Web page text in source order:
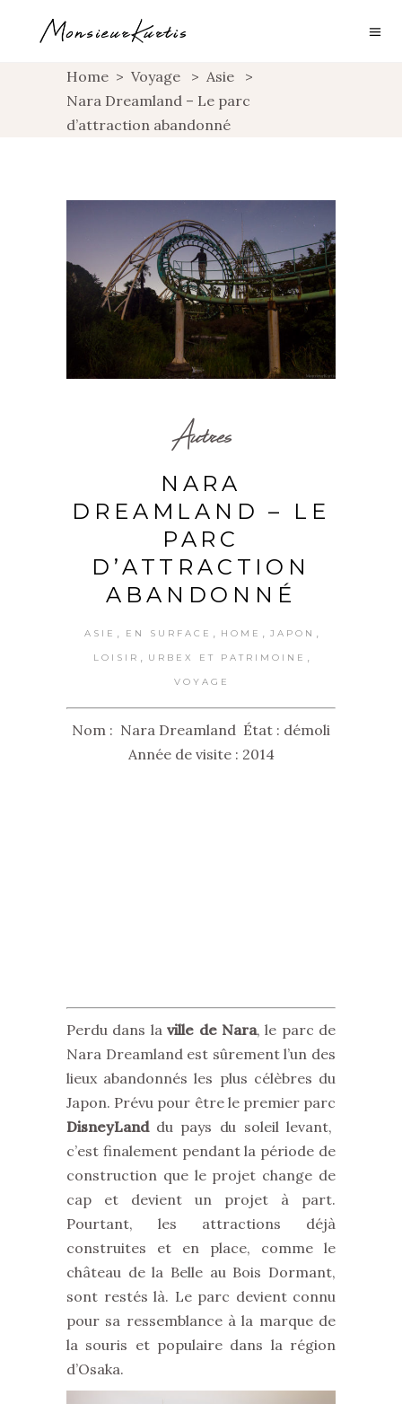
Home > Voyage > Asie
>
Nara Dreamland – Le parc
d’attraction abandonné
Autres
NARA
DREAMLAND – LE
PARC
D’ATTRACTION
ABANDONNÉ
ASIE EN SURFACE HOME JAPON
LOISIR URBEX ET PATRIMOINE
VOYAGE
Nom : Nara Dreamland État : démoli
Année de visite : 2014
Perdu dans laville de Nara, le parc de
Nara Dreamland est sûrement l’un des
lieux abandonnés les plus célèbres du
Japon. Prévu pour être le premier parc
DisneyLanddu pays du soleil levant,
c’est finalement pendant la période de
construction que le projet change de
cap et devient un projet à part.
Pourtant, les attractions déjà
construites et en place, comme le
château de la Belle au Bois Dormant,
sont restés là. Le parc devient connu
pour sa ressemblance à la marque de
la souris et populaire dans la région
d’Osaka.